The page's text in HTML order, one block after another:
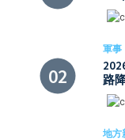
軍事
路
地方